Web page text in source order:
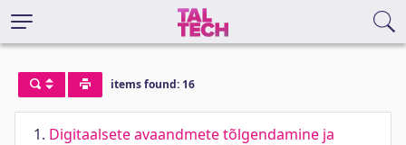
items found: 16
1. Digitaalsete avaandmete tõlgendamine ja